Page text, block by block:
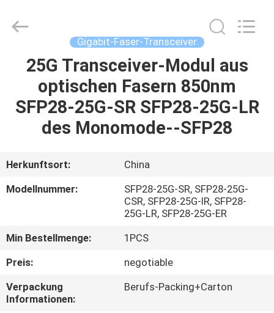
HAUS
PRODUKTE
UNS
QUALITÄTSKONTROLLE
SITEMAP
Rights
Reserved.
Gigabit-Faser-Transceiver
25G Transceiver-Modul aus
optischen Fasern 850nm
SFP28-25G-SR SFP28-25G-LR
des Monomode--SFP28
Herkunftsort:
China
Modellnummer:
SFP28-25G-SR, SFP28-25G-
CSR, SFP28-25G-IR, SFP28-
25G-LR, SFP28-25G-ER
Min Bestellmenge:
1PCS
Preis:
negotiable
Verpackung
Informationen:
Berufs-Packing+Carton